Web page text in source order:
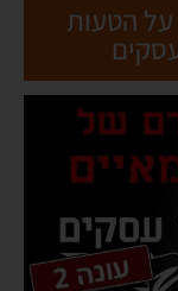
על הטעות